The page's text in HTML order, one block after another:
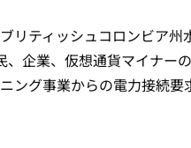
ブリティッシュコロンビア
企業、仮想通貨マイナー
ング事業からの電力接続要